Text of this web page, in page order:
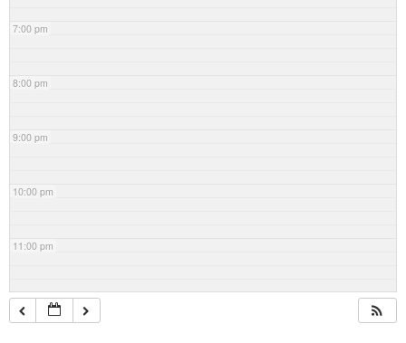
7:00 pm
8:00 pm
9:00 pm
10:00 pm
11:00 pm